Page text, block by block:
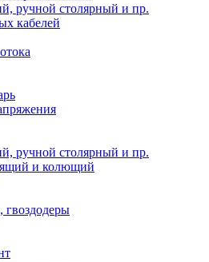
ручной столярный и пр.
кабелей
ручной столярный и пр.
и колющий